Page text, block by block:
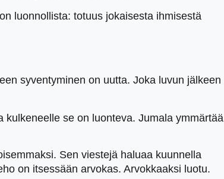
luonnollista: totuus jokaisesta ihmisestä
syventyminen on uutta. Joka luvun jälkeen
se on luonteva. Jumala ymmärtää
Sen viestejä haluaa kuunnella
on itsessään arvokas. Arvokkaaksi luotu.